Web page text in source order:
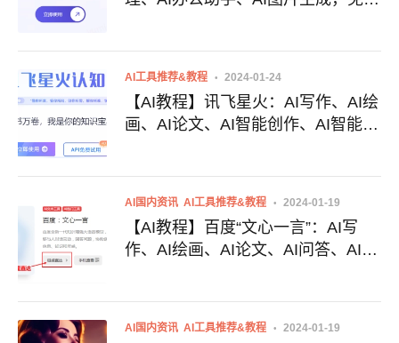
AI工具推荐&教程 2024-01-24
【AI教程】讯飞星火：AI写作、AI绘
画、AI论文、AI智能创作、AI智能助
AI国内资讯 AI工具推荐&教程 2024-01-19
【AI教程】百度“文心一言”：AI写
作、AI绘画、AI论文、AI问答、AI聊
AI国内资讯 AI工具推荐&教程 2024-01-19